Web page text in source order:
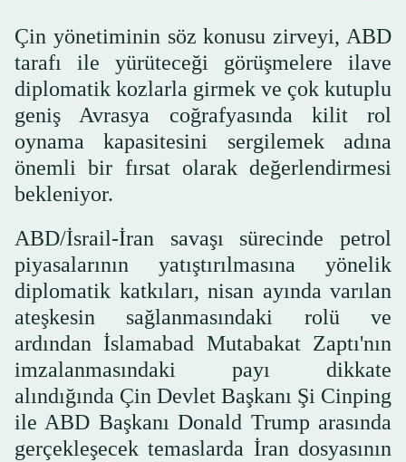
Çin yönetiminin söz konusu zirveyi, ABD
tarafı ile yürüteceği görüşmelere ilave
diplomatik kozlarla girmek ve çok kutuplu
geniş Avrasya coğrafyasında kilit rol
oynama kapasitesini sergilemek adına
önemli bir fırsat olarak değerlendirmesi
bekleniyor.
ABD/İsrail-İran savaşı sürecinde petrol
piyasalarının yatıştırılmasına yönelik
diplomatik katkıları, nisan ayında varılan
ateşkesin sağlanmasındaki rolü ve
ardından İslamabad Mutabakat Zaptı'nın
imzalanmasındaki payı dikkate
alındığında Çin Devlet Başkanı Şi Cinping
ile ABD Başkanı Donald Trump arasında
gerçekleşecek temaslarda İran dosyasının